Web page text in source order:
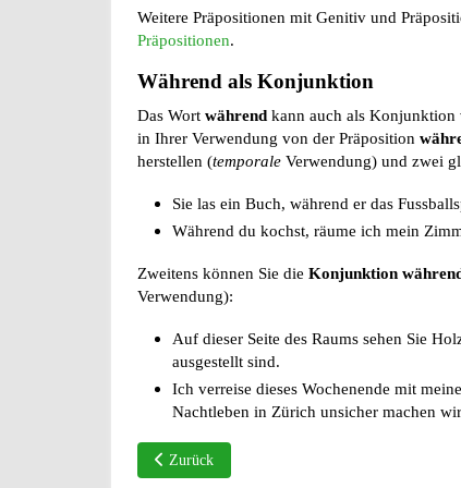
Weitere Präpositionen mit Genitiv und
Präpositionen.
Während als Konjunktion
Das Wort während kann auch als Konjunktion
in Ihrer Verwendung von der Präposition
herstellen (temporale Verwendung) und zwei
Sie las ein Buch, während er das
Während du kochst, räume ich mein
Zweitens können Sie die Konjunktion
Verwendung):
Auf dieser Seite des Raums sehen Sie
ausgestellt sind.
Ich verreise dieses Wochenende mit
Nachtleben in Zürich unsicher machen
Vorheriger Beitrag: vor + Akkusativ/Dativ
Zurück